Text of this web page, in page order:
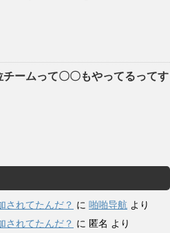
チームって〇〇もやってるってす
されてたんだ？ に 啪啪导航 より
されてたんだ？ に 匿名 より